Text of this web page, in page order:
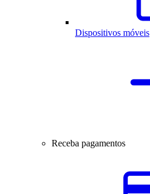
Dispositivos móveis
Receba pagamentos